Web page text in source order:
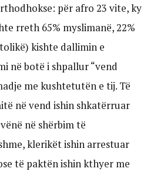
për afro 23 vite, ky
rreth 65% myslimanë, 22%
kishte dallimin e
në botë i shpallur “vend
me kushtetutën e tij. Të
në vend ishin shkatërruar
në shërbim të
klerikët ishin arrestuar
të paktën ishin kthyer me